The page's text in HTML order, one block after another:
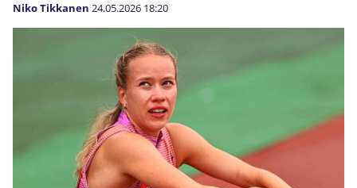
Niko Tikkanen 24.05.2026 18:20